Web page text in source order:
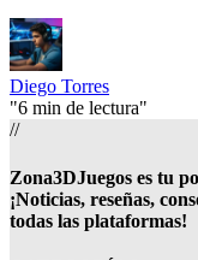
Diego Torres
"6 min de lectura"
//
Zona3DJuegos es tu
¡Noticias, reseñas,
todas las plataformas!